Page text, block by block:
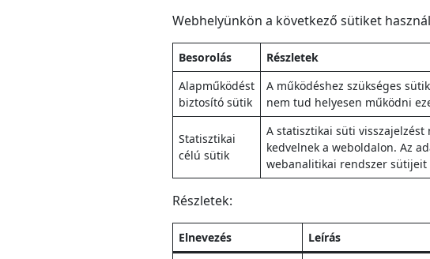
Webhelyünkön a következő sütiket
Besorolás
Részletek
Alapműködést
biztosító sütik
A működéshez szükséges
nem tud helyesen működni
Statisztikai
célú sütik
A statisztikai süti
kedvelnek a weboldalon. Az
webanalitikai rendszer sütijeit
Részletek:
Elnevezés Leírás